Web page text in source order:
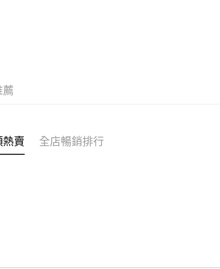
薦
賣 全店暢銷排行